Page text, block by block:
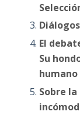
El
Su
humano
Sobre